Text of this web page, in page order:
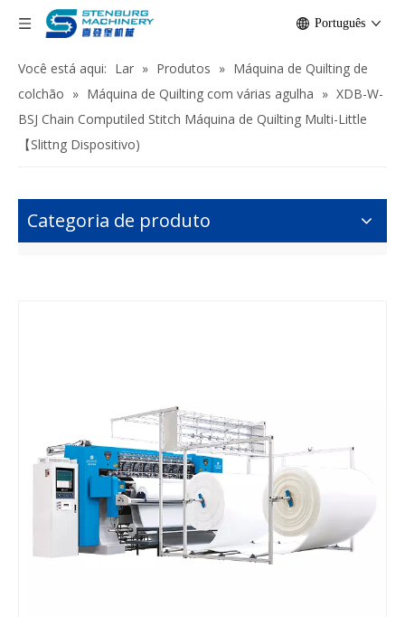
Português
Você está aqui: Lar » Produtos » Máquina de Quilting de
colchão » Máquina de Quilting com várias agulha » XDB-W-
BSJ Chain Computiled Stitch Máquina de Quilting Multi-Little
【Slittng Dispositivo)
Categoria de produto